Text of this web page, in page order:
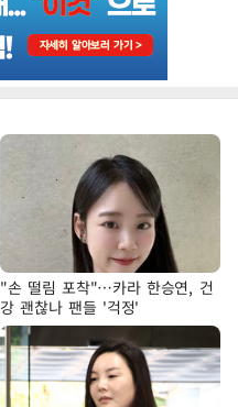
"손 떨림 포착"…카라 한승연, 건
강 괜찮나 팬들 '걱정'